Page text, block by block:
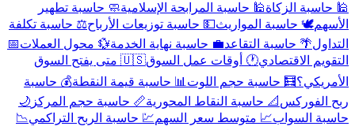
🕌 حاسبة الزكاة🕌 حاسبة المرابحة الإسلامية🧼 حاسبة تطهير
الأسهم🕊️ حاسبة المواريث💵 حاسبة توزيعات الأرباح⚖️ حاسبة تكلفة
التداول🌴 حاسبة التقاعد💼 حاسبة نهاية الخدمة💱 محول العملات📅
التقويم الاقتصادي🕐 أوقات عمل السوق
🇺🇸 متى يفتح السوق
الأمريكي؟🧮 حاسبة حجم اللوت 📊 حاسبة قيمة النقطة💰 حاسبة
ربح الفوركس 📐 حاسبة النقاط المحورية📏 حاسبة حجم المركز 🌙
حاسبة السواب📈 متوسط سعر السهم💹 حاسبة الربح التراكمي📉